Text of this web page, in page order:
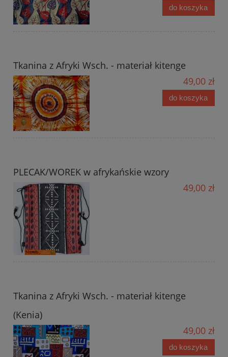
do koszyka
Tkanina z Afryki Wsch. - materiał kitenge
49,00 zł
do koszyka
PLECAK/WOREK w afrykańskie wzory
49,00 zł
Tkanina z Afryki Wsch. - materiał kitenge
(Kenia)
49,00 zł
do koszyka